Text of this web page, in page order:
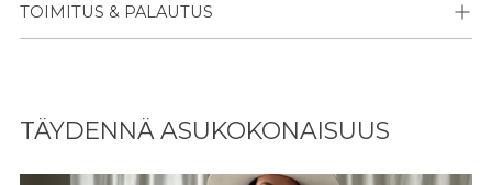
TOIMITUS & PALAUTUS
ostoskoriisi
TÄYDENNÄ ASUKOKONAISUUS